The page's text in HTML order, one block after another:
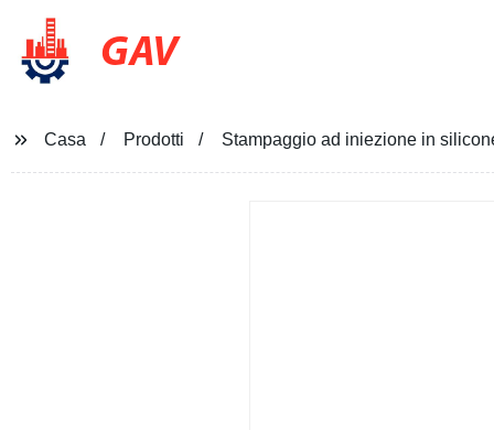
GAV
Casa Prodotti Stampaggio ad iniezione in